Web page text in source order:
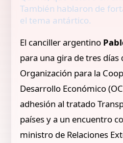
También hablaron de
el tema antártico.
El canciller argentino
para una gira de tres días
Organización para la
Desarrollo Económico
adhesión al tratado
países y a un encuentro
ministro de Relaciones